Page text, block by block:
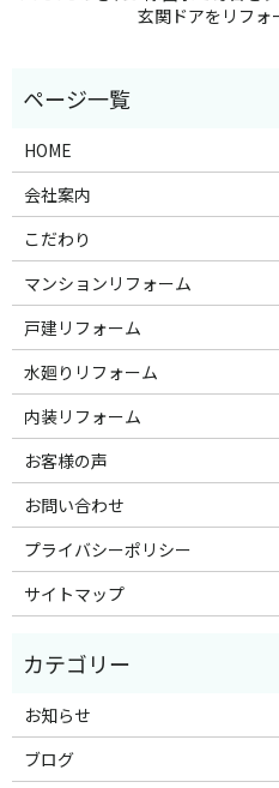
玄関ドアをリフォ
HOME
会社案内
こだわり
マンションリフォーム
戸建リフォーム
水廻りリフォーム
内装リフォーム
お客様の声
お問い合わせ
プライバシーポリシー
サイトマップ
お知らせ
ブログ